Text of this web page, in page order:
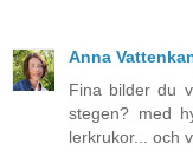
Anna
Fina bilder du
stegen? med
lerkrukor... och